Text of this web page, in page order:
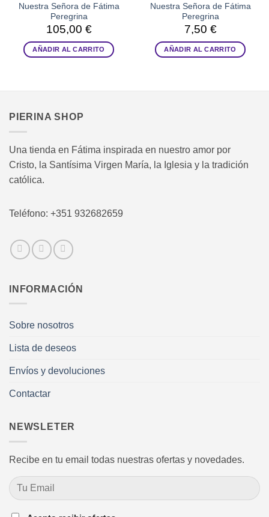
Nuestra Señora de Fátima
Peregrina
105,00 €
AÑADIR AL CARRITO
Nuestra Señora de Fátima
Peregrina
7,50 €
AÑADIR AL CARRITO
PIERINA SHOP
Una tienda en Fátima inspirada en nuestro amor por
Cristo, la Santísima Virgen María, la Iglesia y la tradición
católica.
Teléfono: +351 932682659
INFORMACIÓN
Sobre nosotros
Lista de deseos
Envíos y devoluciones
Contactar
NEWSLETER
Recibe en tu email todas nuestras ofertas y novedades.